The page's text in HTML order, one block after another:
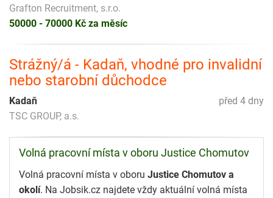
Grafton Recruitment, s.r.o.
50000 - 70000 Kč za měsíc
Strážný/á - Kadaň, vhodné pro invalidní
nebo starobní důchodce
před 4 dny
Kadaň
TSC GROUP, a.s.
Volná pracovní místa v oboru Justice Chomutov
Volná pracovní místa v oboru Justice Chomutov a
okolí. Na Jobsik.cz najdete vždy aktuální volná místa